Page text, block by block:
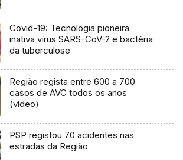
Covid-19: Tecnologia pioneira
inativa vírus SARS-CoV-2 e bactéria
da tuberculose
Região regista entre 600 a 700
casos de AVC todos os anos
(vídeo)
PSP registou 70 acidentes nas
estradas da Região